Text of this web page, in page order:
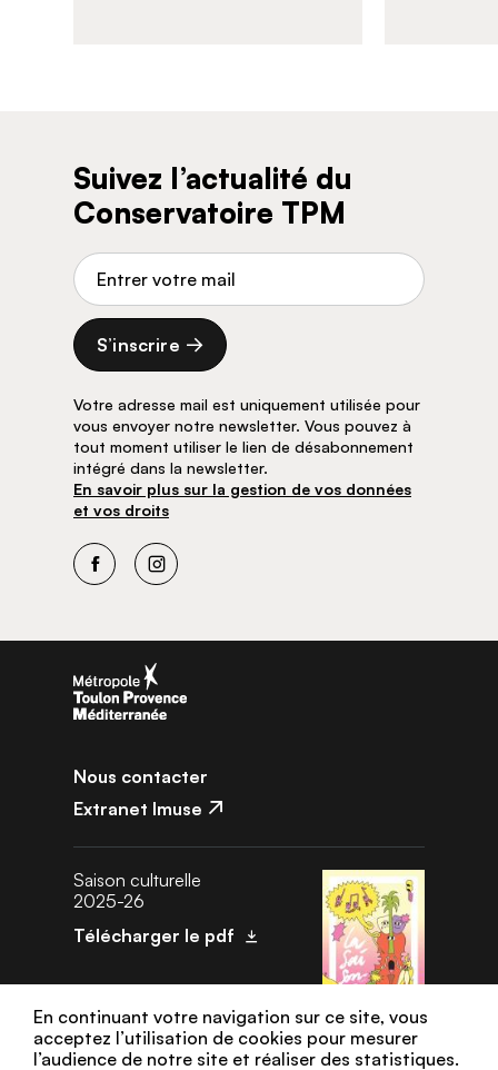
Suivez l’actualité du
Conservatoire TPM
Adresse de courriel
S’inscrire
Votre adresse mail est uniquement utilisée pour
vous envoyer notre newsletter. Vous pouvez à
tout moment utiliser le lien de désabonnement
intégré dans la newsletter.
En savoir plus sur la gestion de vos données
et vos droits
FacebookInstagram
Nous contacter
Extranet Imuse
Saison culturelle
2025-26
Télécharger le pdf
En continuant votre navigation sur ce site, vous
acceptez l’utilisation de cookies pour mesurer
l’audience de notre site et réaliser des statistiques.